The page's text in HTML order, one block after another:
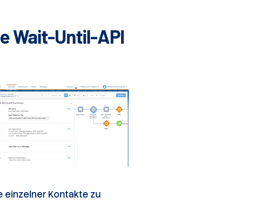
Wait-Until-API
einzelner Kontakte zu